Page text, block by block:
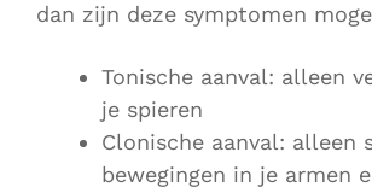
dan zijn deze symptomen
Tonische aanval: alleen
je spieren
Clonische aanval: alleen
bewegingen in je armen